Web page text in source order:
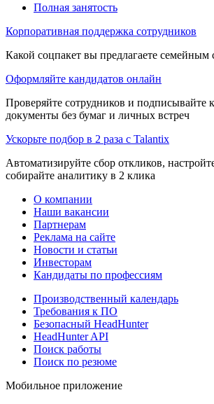
Полная занятость
Корпоративная поддержка сотрудников
Какой соцпакет вы предлагаете семейным
Оформляйте кандидатов онлайн
Проверяйте сотрудников и подписывайте
документы без бумаг и личных встреч
Ускорьте подбор в 2 раза с Talantix
Автоматизируйте сбор откликов,
собирайте аналитику в 2 клика
О компании
Наши вакансии
Партнерам
Реклама на сайте
Новости и статьи
Инвесторам
Кандидаты по профессиям
Производственный календарь
Требования к ПО
Безопасный HeadHunter
HeadHunter API
Поиск работы
Поиск по резюме
Мобильное приложение